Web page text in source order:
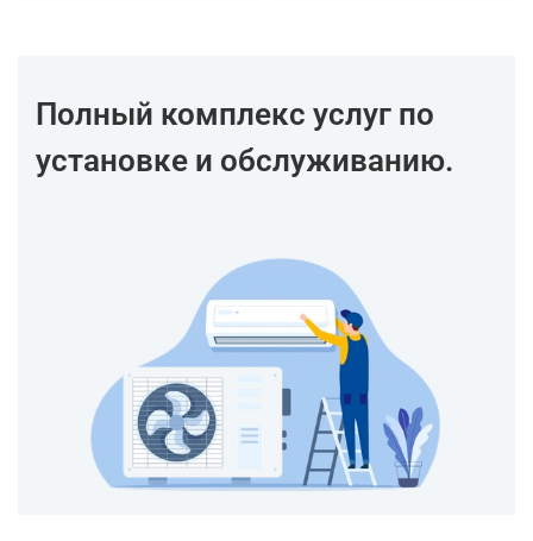
Полный комплекс услуг по
установке и обслуживанию.